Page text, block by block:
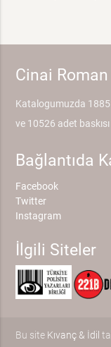
Cinai Roman
Katalogumuzda 1885
ve 10526 adet
Bağlantıda
Facebook
Twitter
Instagram
İlgili Siteler
Bu site Kıvanç & İdil